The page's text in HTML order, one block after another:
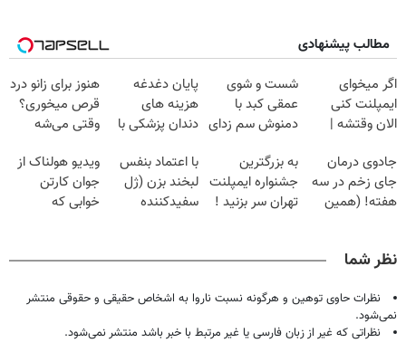
مطالب پیشنهادی
اگر میخوای
ایمپلنت کنی
الان وقتشه |
میلیون تومان!!!
شست و شوی
عمقی کبد با
دمنوش سم زدای
پایان دغدغه
هزینه های
دندان پزشکی با
خانگی
هنوز برای زانو درد
قرص میخوری؟
وقتی می‌شه
درمانش کرد؟؟؟؟
جادوی درمان
جای زخم در سه
هفته! (همین
به بزرگترین
جشنواره ایمپلنت
تهران سر بزنید !
با اعتماد بنفس
لبخند بزن (ژل
سفیدکننده
ویدیو هولناک از
جوان کارتن
خوابی که
نظر شما
نظرات حاوی توهین و هرگونه نسبت ناروا به اشخاص حقیقی و حقوقی منتشر
نمی‌شود.
نظراتی که غیر از زبان فارسی یا غیر مرتبط با خبر باشد منتشر نمی‌شود.